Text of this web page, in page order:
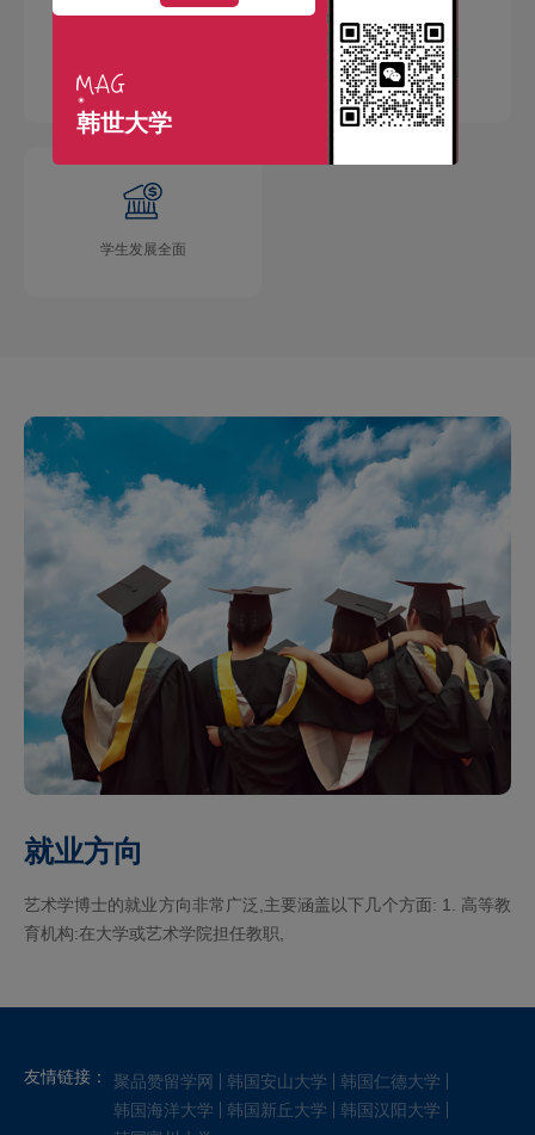
国际交流广泛 学术成果丰硕
学生发展全面
就业方向
艺术学博士的就业方向非常广泛,主要涵盖以下几个方面: 1. 高等教
育机构:在大学或艺术学院担任教职,
友情链接： 聚品赞留学网 韩国安山大学
韩国仁德大学
韩国海洋大学
韩国新丘大学
韩国汉阳大学
韩世大学